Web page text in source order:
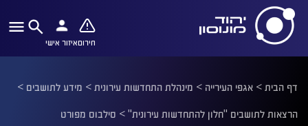
חירוםאיזור אישי
דף הבית> אגפי העירייה > מינהלת התחדשות עירונית> מידע לתושבים >
הרצאות לתושבים "חלון להתחדשות עירונית"> סילבוס מפורט